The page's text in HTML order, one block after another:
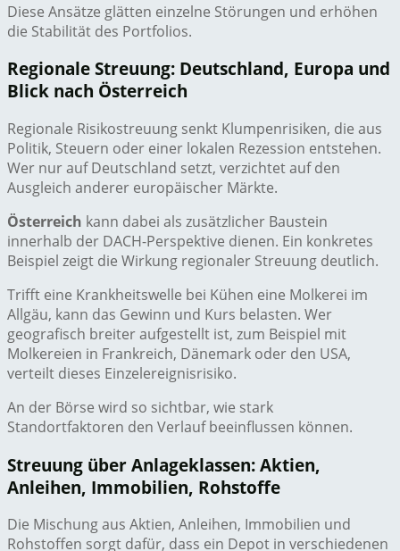
Diese Ansätze glätten einzelne Störungen und erhöhen
die Stabilität des Portfolios.
Regionale Streuung: Deutschland, Europa und
Blick nach Österreich
Regionale Risikostreuung senkt Klumpenrisiken, die aus
Politik, Steuern oder einer lokalen Rezession entstehen.
Wer nur auf Deutschland setzt, verzichtet auf den
Ausgleich anderer europäischer Märkte.
Österreich kann dabei als zusätzlicher Baustein
innerhalb der DACH-Perspektive dienen. Ein konkretes
Beispiel zeigt die Wirkung regionaler Streuung deutlich.
Trifft eine Krankheitswelle bei Kühen eine Molkerei im
Allgäu, kann das Gewinn und Kurs belasten. Wer
geografisch breiter aufgestellt ist, zum Beispiel mit
Molkereien in Frankreich, Dänemark oder den USA,
verteilt dieses Einzelereignisrisiko.
An der Börse wird so sichtbar, wie stark
Standortfaktoren den Verlauf beeinflussen können.
Streuung über Anlageklassen: Aktien,
Anleihen, Immobilien, Rohstoffe
Die Mischung aus Aktien, Anleihen, Immobilien und
Rohstoffen sorgt dafür, dass ein Depot in verschiedenen